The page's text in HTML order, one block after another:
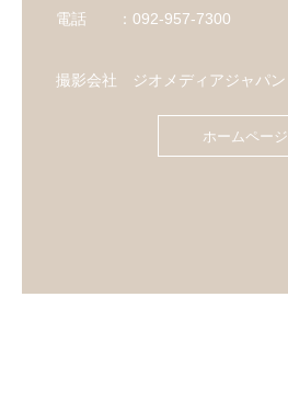
電話 ：092-957-7300
撮影会社 ジオメディアジャパン
ホームページ